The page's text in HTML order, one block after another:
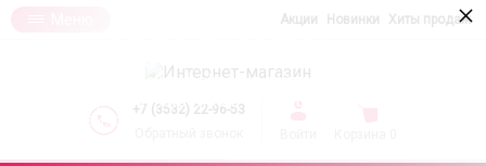
Акции Новинки Хиты продаж
+7 (3532) 22-96-53
подтверждаете свое согласие на использование
компанией cookie-файлов в соответствии с
настоящим соглашением в отношении данного
×